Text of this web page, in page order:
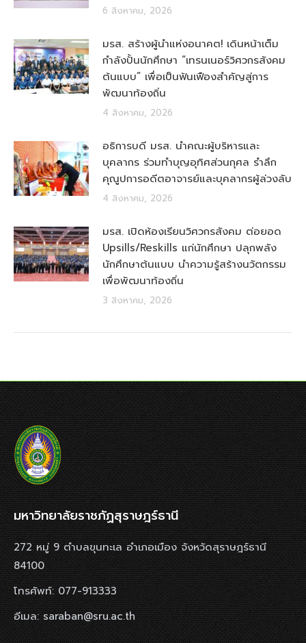
6 สิงหาคม, 2026
มรส. สร้างผู้นำแห่งอนาคต! เดินหน้าเต็ม
กำลังปั้นนักศึกษา “เทรนเนอร์วิศวกรสังคม
ต้นแบบ” เพื่อเป็นฟันเฟืองสำคัญสู่การ
พัฒนาท้องถิ่น
4 สิงหาคม, 2026
อธิการบดี มรส. นำคณะผู้บริหารและ
บุคลากร ร่วมทำบุญอุทิศส่วนกุศล รำลึก
คุณูปการอดีตอาจารย์และบุคลากรผู้ล่วงลับ
4 สิงหาคม, 2026
มรส. เปิดห้องเรียนวิศวกรสังคม ต่อยอด
Upsills/Reskills แก่นักศึกษา ปลุกพลัง
นักศึกษาต้นแบบ นำความรู้สร้างนวัตกรรม
เพื่อพัฒนาท้องถิ่น
3 สิงหาคม, 2026
มหาวิทยาลัยราชภัฏสุราษฎร์ธานี
272 หมู่ 9 ตำบลขุนทะเล อำเภอเมือง จังหวัดสุราษฎร์ธานี
84100
โทรศัพท์: 077-913333
อีเมล: saraban@sru.ac.th